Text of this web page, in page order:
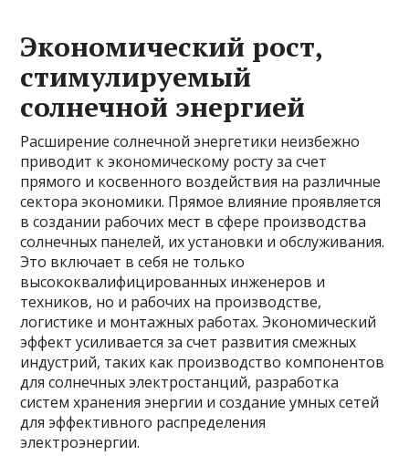
Экономический рост,
стимулируемый
солнечной энергией
Расширение солнечной энергетики неизбежно
приводит к экономическому росту за счет
прямого и косвенного воздействия на различные
сектора экономики. Прямое влияние проявляется
в создании рабочих мест в сфере производства
солнечных панелей, их установки и обслуживания.
Это включает в себя не только
высококвалифицированных инженеров и
техников, но и рабочих на производстве,
логистике и монтажных работах. Экономический
эффект усиливается за счет развития смежных
индустрий, таких как производство компонентов
для солнечных электростанций, разработка
систем хранения энергии и создание умных сетей
для эффективного распределения
электроэнергии.